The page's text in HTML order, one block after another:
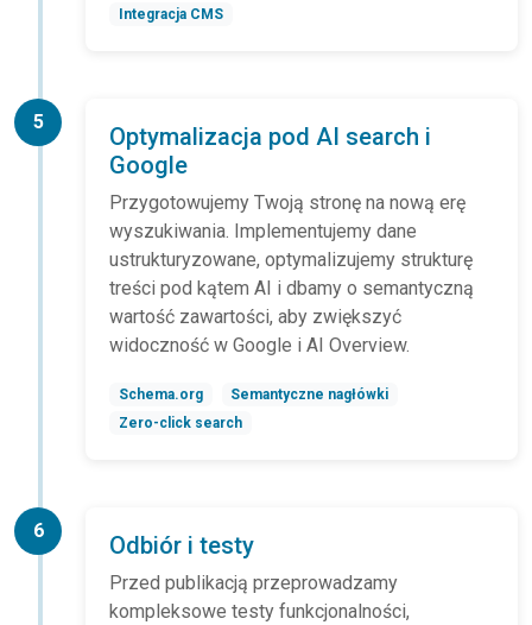
Integracja CMS
5
Optymalizacja pod AI search i
Google
Przygotowujemy Twoją stronę na nową erę
wyszukiwania. Implementujemy dane
ustrukturyzowane, optymalizujemy strukturę
treści pod kątem AI i dbamy o semantyczną
wartość zawartości, aby zwiększyć
widoczność w Google i AI Overview.
Schema.org
Semantyczne nagłówki
Zero-click search
6
Odbiór i testy
Przed publikacją przeprowadzamy
kompleksowe testy funkcjonalności,